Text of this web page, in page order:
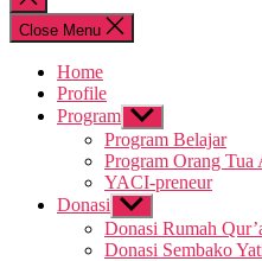
search
Close Menu
Home
Profile
Program Show
sub
menu
Program Belajar
Program Orang Tua
YACI-preneur
Donasi Show
sub
menu
Donasi Rumah
Donasi Sembako